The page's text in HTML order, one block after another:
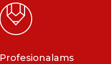
Profesionalams